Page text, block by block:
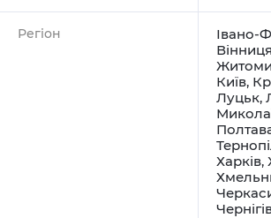
Регіон Івано-
Вінниця
Київ,
Луцьк,
Харків,